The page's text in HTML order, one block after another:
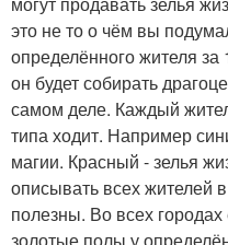
это не то о чём вы
определённого жителя
он будет собирать
самом деле. Каждый
типа ходит. Например
магии. Красный - зелья
описывать всех жителей
полезны. Во всех